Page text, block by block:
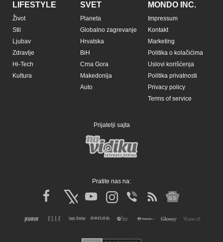
LIFESTYLE
Život
Stil
Ljubav
Zdravlje
Hi-Tech
Kultura
SVET
Planeta
Globalno zagrevanje
Hrvatska
BiH
Crna Gora
Makedonija
Auto
MONDO INC.
Impressum
Kontakt
Marketing
Politika o kolačićima
Uslovi korišćenja
Politika privatnosti
Privacy policy
Terms of service
Prijatelji sajta
Pratite nas na: